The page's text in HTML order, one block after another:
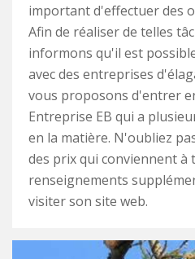
important d'effectuer des
Afin de réaliser de telles
informons qu'il est
avec des entreprises
vous proposons d'entrer
Entreprise EB qui a
en la matière. N'oubliez
des prix qui conviennent à
renseignements
visiter son site web.